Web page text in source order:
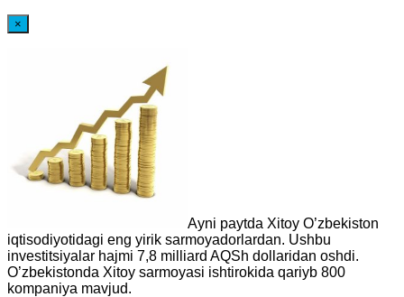
×
Ayni paytda Xitoy O’zbekiston
iqtisodiyotidagi eng yirik sarmoyadorlardan. Ushbu
investitsiyalar hajmi 7,8 milliard AQSh dollaridan oshdi.
O’zbekistonda Xitoy sarmoyasi ishtirokida qariyb 800
kompaniya mavjud.